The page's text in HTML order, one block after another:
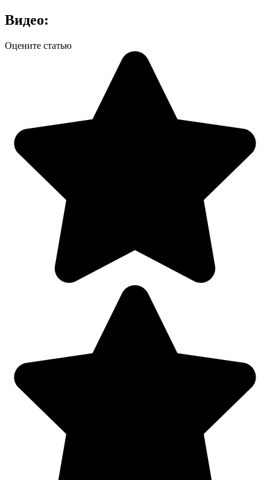
Видео:
Оцените статью